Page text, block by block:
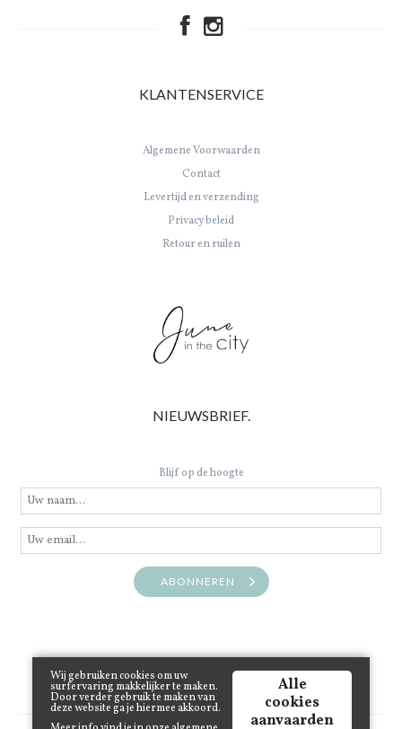
KLANTENSERVICE
Algemene Voorwaarden
Contact
Levertijd en verzending
Privacy beleid
Retour en ruilen
NIEUWSBRIEF.
Blijf op de hoogte
ABONNEREN
Wij gebruiken cookies om uw
surfervaring makkelijker te maken.
Door verder gebruik te maken van
deze website ga je hiermee akkoord.
Alle
cookies
aanvaarden